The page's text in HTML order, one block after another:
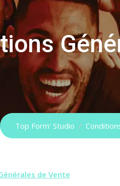
Top Form' Studio /
de Vente